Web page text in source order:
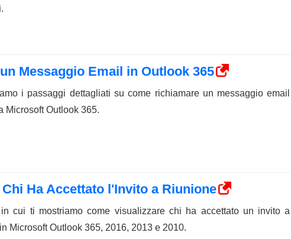
Messaggio Email in Outlook 365
i passaggi dettagliati su come richiamare un messaggio email
Microsoft Outlook 365.
Ha Accettato l'Invito a Riunione
cui ti mostriamo come visualizzare chi ha accettato un invito a
Microsoft Outlook 365, 2016, 2013 e 2010.